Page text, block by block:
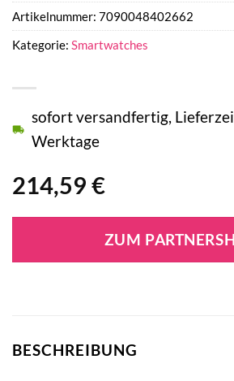
214,59 €
sofort versandfertig,
Werktage
ZUM
Artikelnummer: 7090048402662
Kategorie: Smartwatches
BESCHREIBUNG